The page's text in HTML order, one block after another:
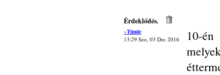
Érdeklődés.
~Tünde
13:29 Szo, 03 Dec 2016
10-